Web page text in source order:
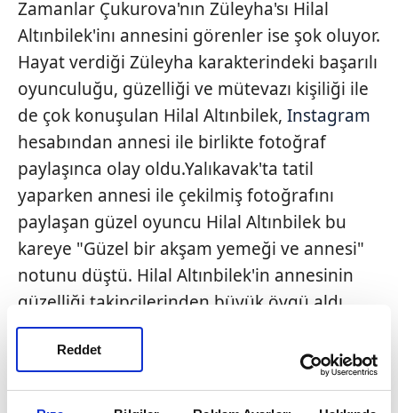
Reddet
Zamanlar Çukurova'nın Züleyha'sı Hilal
Altınbilek'inı annesini görenler ise şok oluyor.
Hayat verdiği Züleyha karakterindeki başarılı
oyunculuğu, güzelliği ve mütevazı kişiliği ile
de çok konuşulan Hilal Altınbilek, Instagram
hesabından annesi ile birlikte fotoğraf
paylaşınca olay oldu.Yalıkavak'ta tatil
yaparken annesi ile çekilmiş fotoğrafını
paylaşan güzel oyuncu Hilal Altınbilek bu
kareye "Güzel bir akşam yemeği ve annesi"
notunu düştü. Hilal Altınbilek'in annesinin
güzelliği takipçilerinden büyük övgü aldı.
"Hilal Altınbilek ve annesi abla kardeş
gibiler!" yorumları yapılan fotoğraf çok
beğenildi. İşte Bir Zamanlar Çukurova'nın